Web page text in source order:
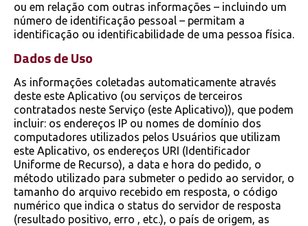
ou em relação com outras informações – incluindo um
número de identificação pessoal – permitam a
identificação ou identificabilidade de uma pessoa física.
Dados de Uso
As informações coletadas automaticamente através
deste este Aplicativo (ou serviços de terceiros
contratados neste Serviço (este Aplicativo)), que podem
incluir: os endereços IP ou nomes de domínio dos
computadores utilizados pelos Usuários que utilizam
este Aplicativo, os endereços URI (Identificador
Uniforme de Recurso), a data e hora do pedido, o
método utilizado para submeter o pedido ao servidor, o
tamanho do arquivo recebido em resposta, o código
numérico que indica o status do servidor de resposta
(resultado positivo, erro , etc.), o país de origem, as